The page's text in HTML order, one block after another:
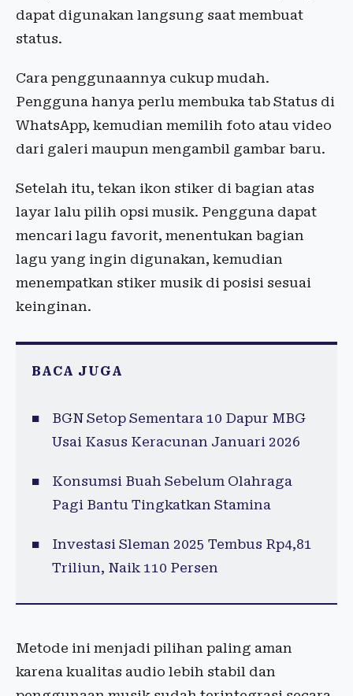
dapat digunakan langsung saat membuat
status.
Cara penggunaannya cukup mudah.
Pengguna hanya perlu membuka tab Status di
WhatsApp, kemudian memilih foto atau video
dari galeri maupun mengambil gambar baru.
Setelah itu, tekan ikon stiker di bagian atas
layar lalu pilih opsi musik. Pengguna dapat
mencari lagu favorit, menentukan bagian
lagu yang ingin digunakan, kemudian
menempatkan stiker musik di posisi sesuai
keinginan.
BACA JUGA
BGN Setop Sementara 10 Dapur MBG
Usai Kasus Keracunan Januari 2026
Konsumsi Buah Sebelum Olahraga
Pagi Bantu Tingkatkan Stamina
Investasi Sleman 2025 Tembus Rp4,81
Triliun, Naik 110 Persen
Metode ini menjadi pilihan paling aman
karena kualitas audio lebih stabil dan